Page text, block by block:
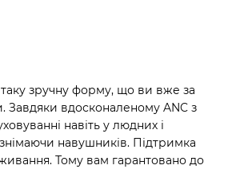
таку зручну форму, що ви вже за
Завдяки вдосконаленому ANC з
навіть у людних і
навушників. Підтримка
Тому вам гарантовано до